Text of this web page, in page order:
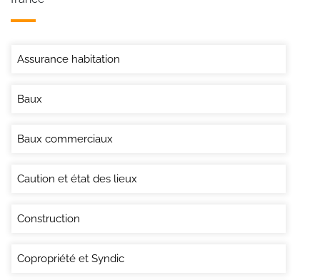
Assurance habitation
Baux
Baux commerciaux
Caution et état des lieux
Construction
Copropriété et Syndic